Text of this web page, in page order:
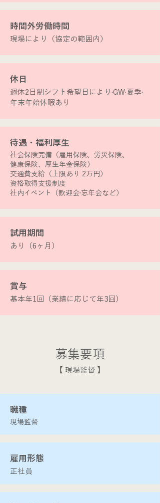
​時間外労働時間
​現場により（協定の範囲内）
​休日
週休2日制シフト希望日により·GW·夏季·
年末年始休暇あり
​待遇・福利厚生
社会保険完備（雇用保険、労災保険、
健康保険、厚生年金保険）
交通費支給（上限あり 2万円）
資格取得支援制度
社内イベント（歓迎会·忘年会など）
​試用期間
あり（6ヶ月）
賞与
基本年1回（業績に応じて年3回）
​募集要項
​【 現場監督 】
​職種
現場監督
​雇用形態
正社員